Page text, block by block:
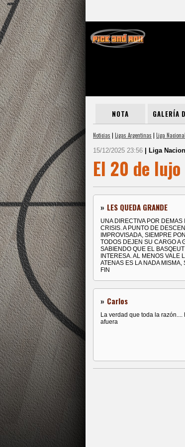
NOTA GALERÍA
Noticias | Ligas Argentinas | Liga Nacional
15/12/2025 23:56 | Liga
El 20 de lujo
» LES QUEDA GRANDE
UNA DIRECTIVA POR DEMAS
CRISIS. A PUNTO DE
IMPROVISADA, SIEMPRE
TODOS DEJEN SU CARGO A
SABIENDO QUE EL
INTERESA. AL MENOS
ATENAS ES LA NADA
FIN
» Carlos
La verdad que toda la
afuera